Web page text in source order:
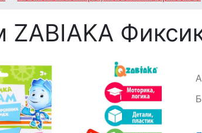
ZABIAKA